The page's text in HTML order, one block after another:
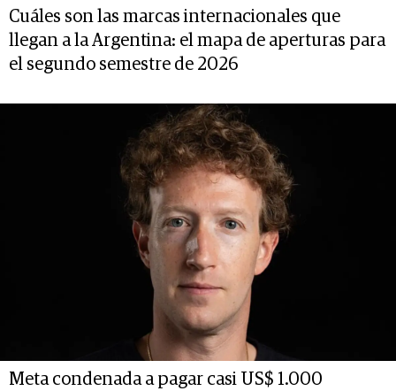
Cuáles son las marcas internacionales que
llegan a la Argentina: el mapa de aperturas para
el segundo semestre de 2026
Meta condenada a pagar casi US$ 1.000